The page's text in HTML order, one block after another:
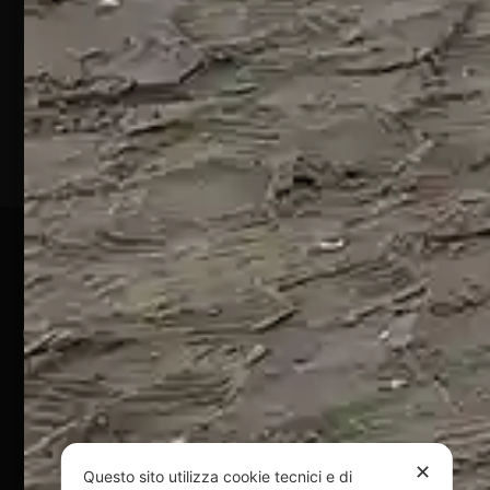
Marina
(TE)
P.Iva
01828920676
Pagamenti Sicuri
@ Copyright 2024 Webpesca è un brand Intent di Federico
Andrenacci P.Iva 01917920678
Via G. Galilei n. 2 – 64018 Tortoreto TE | REA TE-168019 |
Mail:
info@webpesca.it| Pec: federicoandrenacci@pec.it
Questo sito è protetto da Google reCAPTCHA
✕
Questo sito utilizza cookie tecnici e di